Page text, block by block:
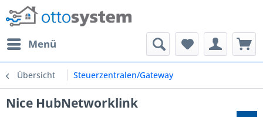
Menü
Übersicht Steuerzentralen/Gateway
Nice HubNetworklink